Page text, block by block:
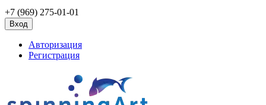
+7 (969) 275-01-01
Вход
Авторизация
Регистрация